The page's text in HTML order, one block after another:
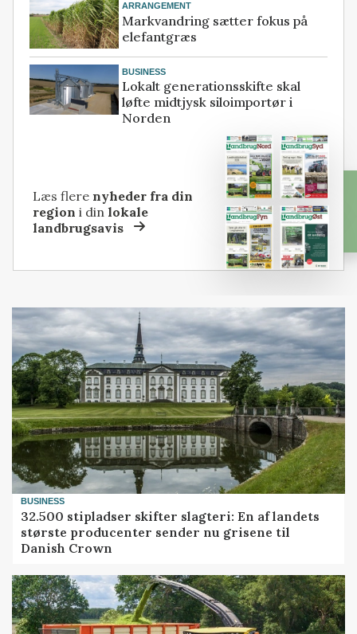
ARRANGEMENT
Markvandring sætter fokus på
elefantgræs
BUSINESS
Lokalt generationsskifte skal
løfte midtjysk siloimportør i
Norden
Læs flere nyheder fra din
region i dinlokale
landbrugsavis
BUSINESS
32.500 stipladser skifter slagteri: En af landets
største producenter sender nu grisene til
Danish Crown